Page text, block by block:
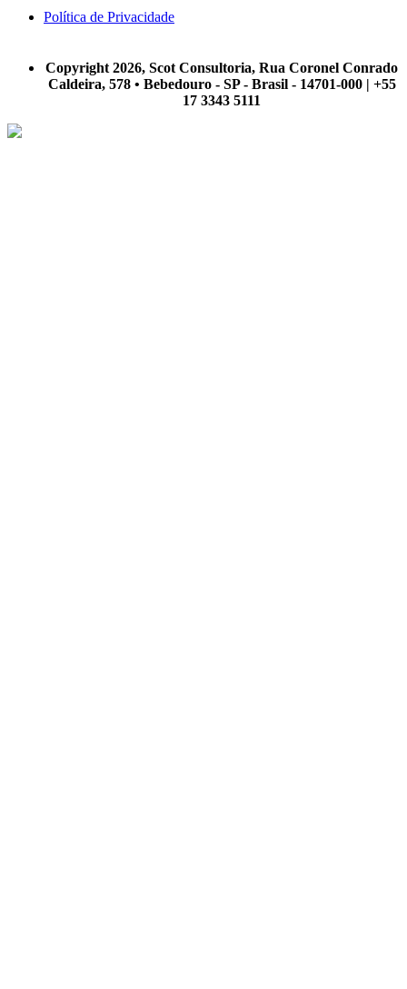
Política de Privacidade
Copyright 2026, Scot Consultoria, Rua Coronel Conrado
Caldeira, 578 • Bebedouro - SP - Brasil - 14701-000 | +55
17 3343 5111